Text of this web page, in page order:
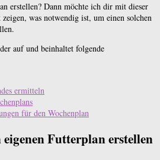
erstellen? Dann möchte ich dir mit dieser
was notwendig ist, um einen solchen
auf und beinhaltet folgende
ermitteln
für den Wochenplan
Futterplan erstellen